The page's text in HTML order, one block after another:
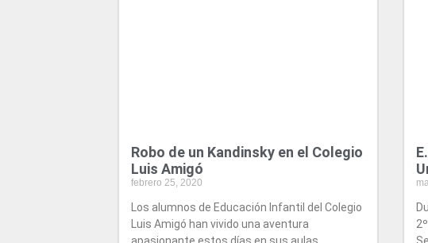
Robo de un Kandinsky en el Colegio
Luis Amigó
febrero 25, 2020
Los alumnos de Educación Infantil del Colegio
Luis Amigó han vivido una aventura